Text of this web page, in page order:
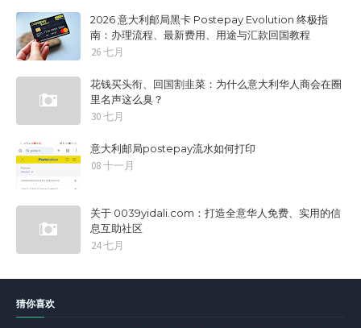
2026 意大利邮局黑卡 Postepay Evolution 终极指
南：办理流程、最新费用、用途与汇款回国教程
26 七月
花钱买头衔、回国割韭菜：为什么意大利华人商会在圈
里名声这么臭？
30 七月
意大利邮局postepay流水如何打印
08 十一月
关于 0039yidali.com：打造全意华人免费、实用的信
息互助社区
24 七月
猜你喜欢